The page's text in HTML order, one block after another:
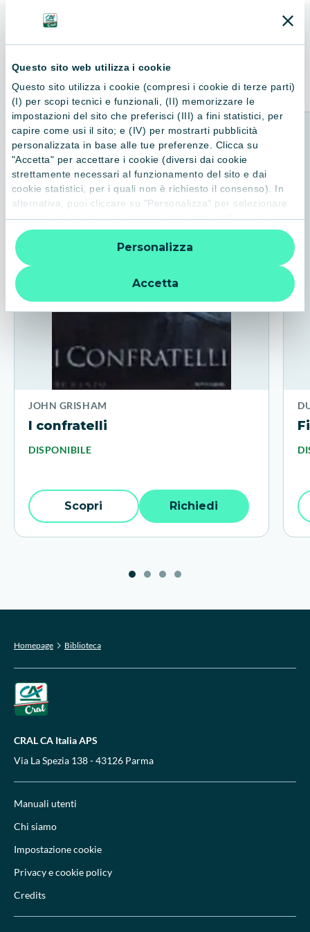
Questo sito web utilizza i cookie
Questo sito utilizza i cookie (compresi i cookie di terze parti)
(I) per scopi tecnici e funzionali, (II) memorizzare le
impostazioni del sito che preferisci (III) a fini statistici, per
capire come usi il sito; e (IV) per mostrarti pubblicità
personalizzata in base alle tue preferenze. Clicca su
"Accetta" per accettare i cookie (diversi dai cookie
strettamente necessari al funzionamento del sito e dai
cookie statistici, per i quali non è richiesto il consenso). In
alternativa, puoi cliccare su "Personalizza" per selezionare
le categorie di cookie che desideri accettare. Cliccando sulla
“X” le impostazioni predefinite vengono lasciate invariate e
quindi la navigazione può continuare senza cookie o altri
strumenti di tracciamento diversi da quelli tecnici. Per
ulteriori informazioni:
informativa privacy
Accetta
Personalizza
Consigliati per te
JOHN GRISHAM
I confratelli
DISPONIBILE
Scopri Richiedi
Homepage Biblioteca
CRAL CA Italia APS
Via La Spezia 138 - 43126 Parma
Manuali utenti
Chi siamo
Impostazione cookie
Privacy e cookie policy
Credits